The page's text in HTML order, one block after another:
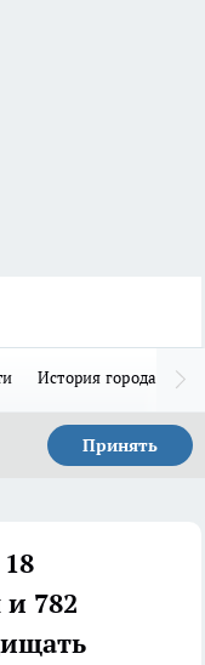
История города Н
Принять
782